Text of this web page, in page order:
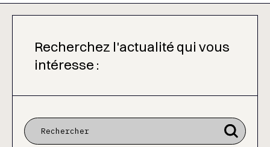
Recherchez l'actualité qui vous
intéresse :